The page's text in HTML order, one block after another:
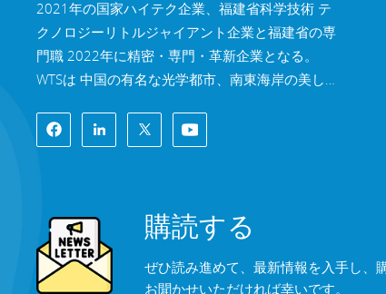
続きを読む
2021年の国家ハイテク企業、福建省科学技術 テ
クノロジーリトルジャイアント企業と福建省の専
門職 2022年に精密・専門・革新企業となる。
WTSは 中国の有名な光学都市、南東海岸の美しい
化された工場棟を所有しており、 熟練した技術ス
タッフと完全な光学処理システムを備え、 コーテ
ソリューションを顧客に提供します。 高精度光学
部品、高精度光学撮像レンズ、 および高出力レー
ザー部品。 WTSの製品には以下が含まれます 光学
購読する
ぜひ読み進めて、最新情報を入手し、
お聞かせいただければ幸いです。